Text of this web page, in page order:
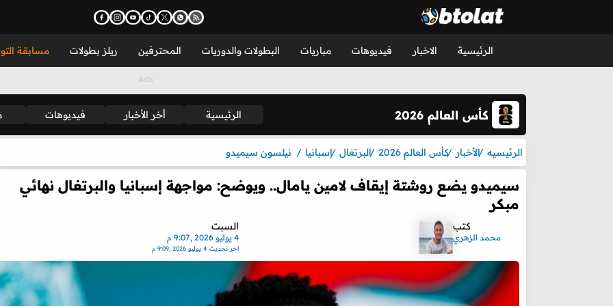
الرئيسية الاخبار فيديوهات مباريات البطولات والدوريات المحترفين ريلز بطولات مسابقة
كأس العالم 2026 الرئيسية أخر الأخبار فيديوهات
الرئيسيه الأخبار كأس العالم 2026 البرتغال إسبانيا نيلسون سيميدو
سيميدو يضع روشتة إيقاف لامين يامال.. ويوضح: مواجهة إسبانيا والبرتغال نهائي
مبكر
كتب
محمد الزهري
السبت
4 يوليو 2026 ,9:07 م
اخر تحديث 4 يوليو 2026 ,9:09 م